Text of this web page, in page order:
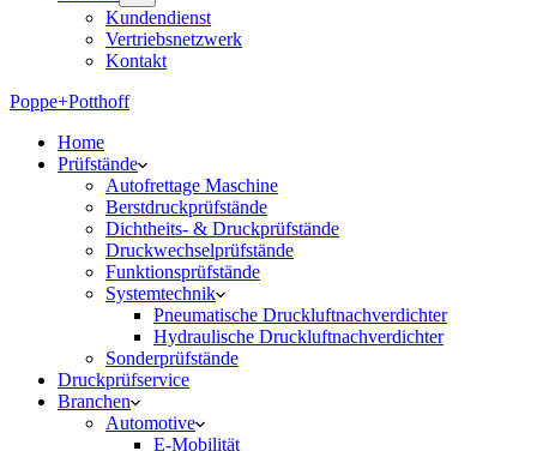
Kundendienst
Vertriebsnetzwerk
Kontakt
Poppe+Potthoff
Home
Prüfstände
Autofrettage Maschine
Berstdruckprüfstände
Dichtheits- & Druckprüfstände
Druckwechselprüfstände
Funktionsprüfstände
Systemtechnik
Pneumatische Druckluftnachverdichter
Hydraulische Druckluftnachverdichter
Sonderprüfstände
Druckprüfservice
Branchen
Automotive
E-Mobilität